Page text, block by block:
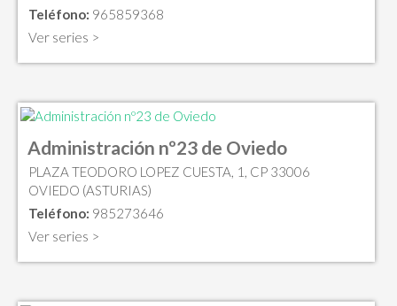
Teléfono: 965859368
Ver series >
Administración nº23 de Oviedo
PLAZA TEODORO LOPEZ CUESTA, 1, CP 33006
OVIEDO (ASTURIAS)
Teléfono: 985273646
Ver series >